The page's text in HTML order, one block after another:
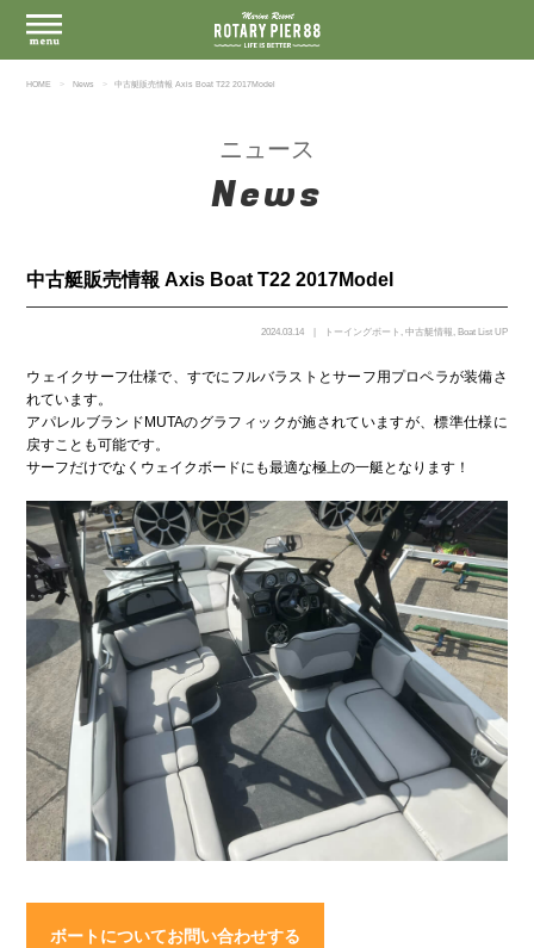
HOME News 中古艇販売情報 Axis Boat T22 2017Model
ニュース
News
中古艇販売情報 Axis Boat T22 2017Model
2024.03.14 トーイングボート , 中古艇情報, Boat List UP
ウェイクサーフ仕様で、すでにフルバラストとサーフ用プロペラが装備さ
れています。
アパレルブランドMUTAのグラフィックが施されていますが、標準仕様に
戻すことも可能です。
サーフだけでなくウェイクボードにも最適な極上の一艇となります！
ボートについてお問い合わせする